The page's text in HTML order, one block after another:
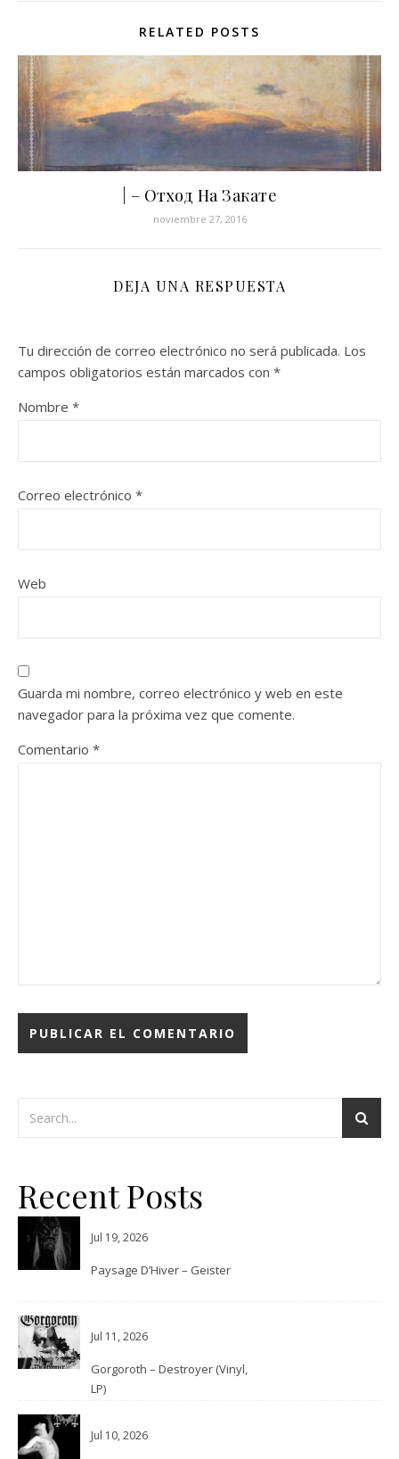
RELATED POSTS
| ‎– Отход На Закате
noviembre 27, 2016
DEJA UNA RESPUESTA
Tu dirección de correo electrónico no será publicada. Los
campos obligatorios están marcados con *
Nombre *
Correo electrónico *
Web
Guarda mi nombre, correo electrónico y web en este
navegador para la próxima vez que comente.
Comentario *
Recent Posts
Jul 19, 2026
Paysage D’Hiver – Geister
Jul 11, 2026
Gorgoroth – Destroyer (Vinyl,
LP)
Jul 10, 2026